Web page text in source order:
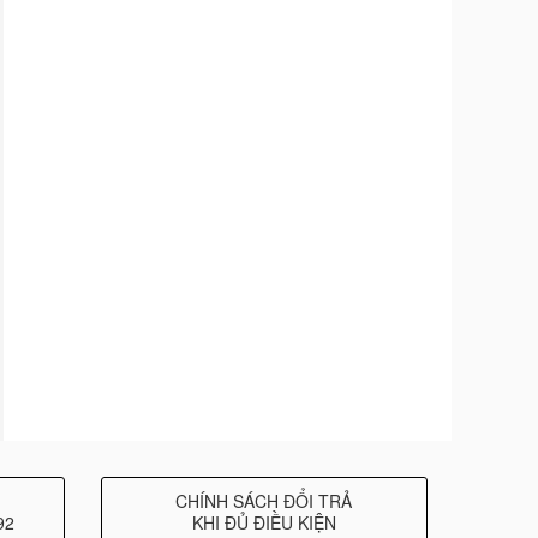
CHÍNH SÁCH ĐỔI TRẢ
KHI ĐỦ ĐIỀU KIỆN